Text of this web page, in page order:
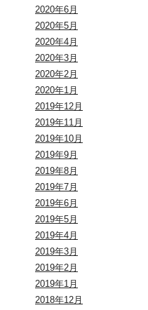
2020年6月
2020年5月
2020年4月
2020年3月
2020年2月
2020年1月
2019年12月
2019年11月
2019年10月
2019年9月
2019年8月
2019年7月
2019年6月
2019年5月
2019年4月
2019年3月
2019年2月
2019年1月
2018年12月